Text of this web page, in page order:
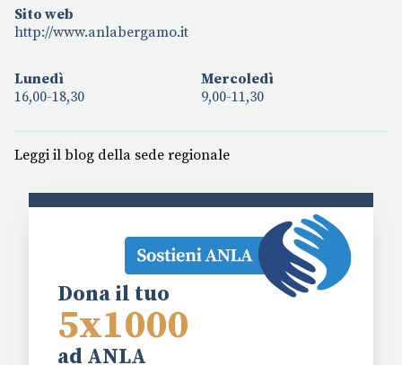
Sito web
http://www.anlabergamo.it
Lunedì
16,00-18,30
Mercoledì
9,00-11,30
Leggi il blog della sede regionale
Dona il tuo
5x1000
ad ANLA